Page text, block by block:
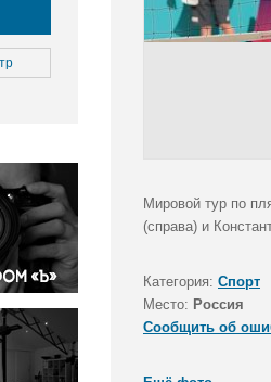
Мировой тур по
(справа) и
Категория: Спорт
Место: Россия
Сообщить об